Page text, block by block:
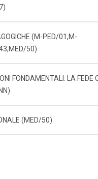
(M-PED/01,M-
50)
FONDAMENTALI: LA FEDE
(MED/50)